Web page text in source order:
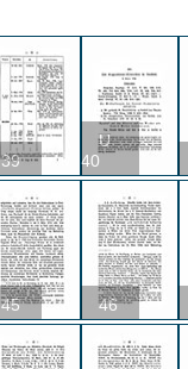
39
U
40
45 46